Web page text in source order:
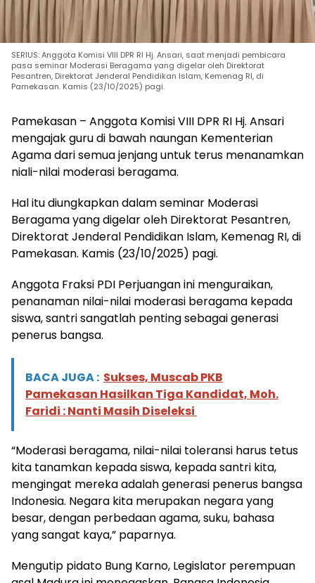
SERIUS: Anggota Komisi VIII DPR RI Hj. Ansari, saat menjadi pembicara
pasa seminar Moderasi Beragama yang digelar oleh Direktorat
Pesantren, Direktorat Jenderal Pendidikan Islam, Kemenag RI, di
Pamekasan. Kamis (23/10/2025) pagi.
Pamekasan – Anggota Komisi VIII DPR RI Hj. Ansari
mengajak guru di bawah naungan Kementerian
Agama dari semua jenjang untuk terus menanamkan
niali-nilai moderasi beragama.
Hal itu diungkapkan dalam seminar Moderasi
Beragama yang digelar oleh Direktorat Pesantren,
Direktorat Jenderal Pendidikan Islam, Kemenag RI, di
Pamekasan. Kamis (23/10/2025) pagi.
Anggota Fraksi PDI Perjuangan ini menguraikan,
penanaman nilai-nilai moderasi beragama kepada
siswa, santri sangatlah penting sebagai generasi
penerus bangsa.
BACA JUGA : Sukses, Muscab PKB
Pamekasan Hasilkan Tiga Kandidat, Moh.
Faridi : Nanti Masih Diseleksi
“Moderasi beragama, nilai-nilai toleransi harus tetus
kita tanamkan kepada siswa, kepada santri kita,
mengingat mereka adalah generasi penerus bangsa
Indonesia. Negara kita merupakan negara yang
besar, dengan perbedaan agama, suku, bahasa
yang sangat kaya,” paparnya.
Mengutip pidato Bung Karno, Legislator perempuan